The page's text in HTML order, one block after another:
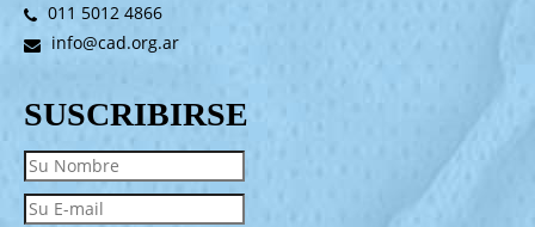
011 5012 4866
info@cad.org.ar
SUSCRIBIRSE